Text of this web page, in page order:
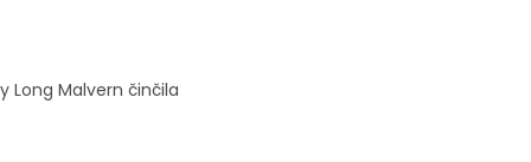
Long Malvern činčila